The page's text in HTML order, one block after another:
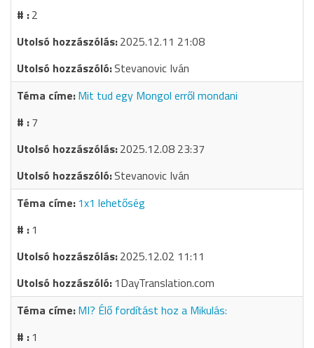
2
2025.12.11 21:08
Stevanovic Iván
Mit tud egy Mongol erről mondani
7
2025.12.08 23:37
Stevanovic Iván
1x1 lehetőség
1
2025.12.02 11:11
1DayTranslation.com
MI? Élő fordítást hoz a Mikulás:
1